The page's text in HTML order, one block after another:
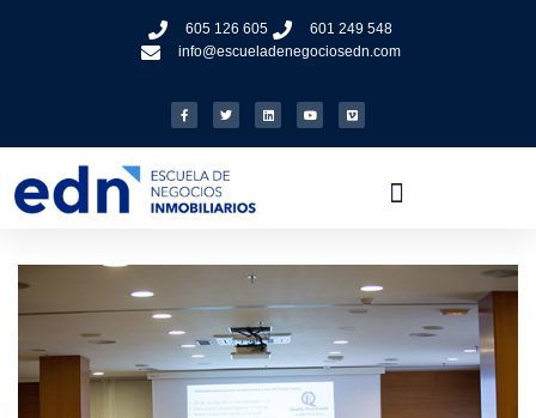
605 126 605
601 249 548
info@escueladenegociosedn.com